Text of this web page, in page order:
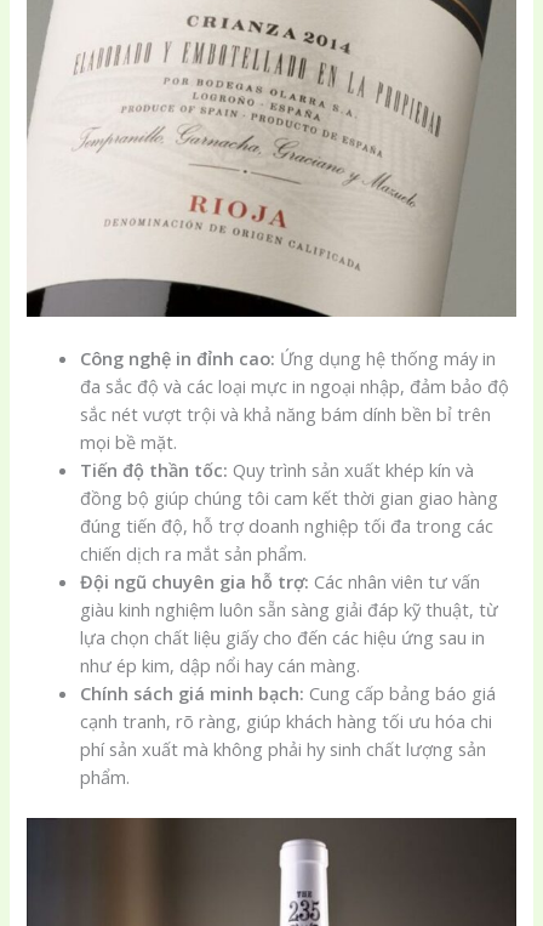
Công nghệ in đỉnh cao: Ứng dụng hệ thống máy in
đa sắc độ và các loại mực in ngoại nhập, đảm bảo độ
sắc nét vượt trội và khả năng bám dính bền bỉ trên
mọi bề mặt.
Tiến độ thần tốc: Quy trình sản xuất khép kín và
đồng bộ giúp chúng tôi cam kết thời gian giao hàng
đúng tiến độ, hỗ trợ doanh nghiệp tối đa trong các
chiến dịch ra mắt sản phẩm.
Đội ngũ chuyên gia hỗ trợ: Các nhân viên tư vấn
giàu kinh nghiệm luôn sẵn sàng giải đáp kỹ thuật, từ
lựa chọn chất liệu giấy cho đến các hiệu ứng sau in
như ép kim, dập nổi hay cán màng.
Chính sách giá minh bạch: Cung cấp bảng báo giá
cạnh tranh, rõ ràng, giúp khách hàng tối ưu hóa chi
phí sản xuất mà không phải hy sinh chất lượng sản
phẩm.